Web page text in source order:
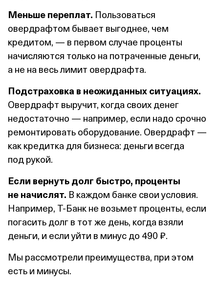
Меньше переплат. Пользоваться
овердрафтом бывает выгоднее, чем
кредитом, — в первом случае проценты
начисляются только на потраченные деньги,
а не на весь лимит овердрафта.
Подстраховка в неожиданных ситуациях.
Овердрафт выручит, когда своих денег
недостаточно — например, если надо срочно
ремонтировать оборудование. Овердрафт —
как кредитка для бизнеса: деньги всегда
под рукой.
Если вернуть долг быстро, проценты
не начислят. В каждом банке свои условия.
Например, Т⁠-⁠Банк не возьмет проценты, если
погасить долг в тот же день, когда взяли
деньги, и если уйти в минус до 490 ₽.
Мы рассмотрели преимущества, при этом
есть и минусы.